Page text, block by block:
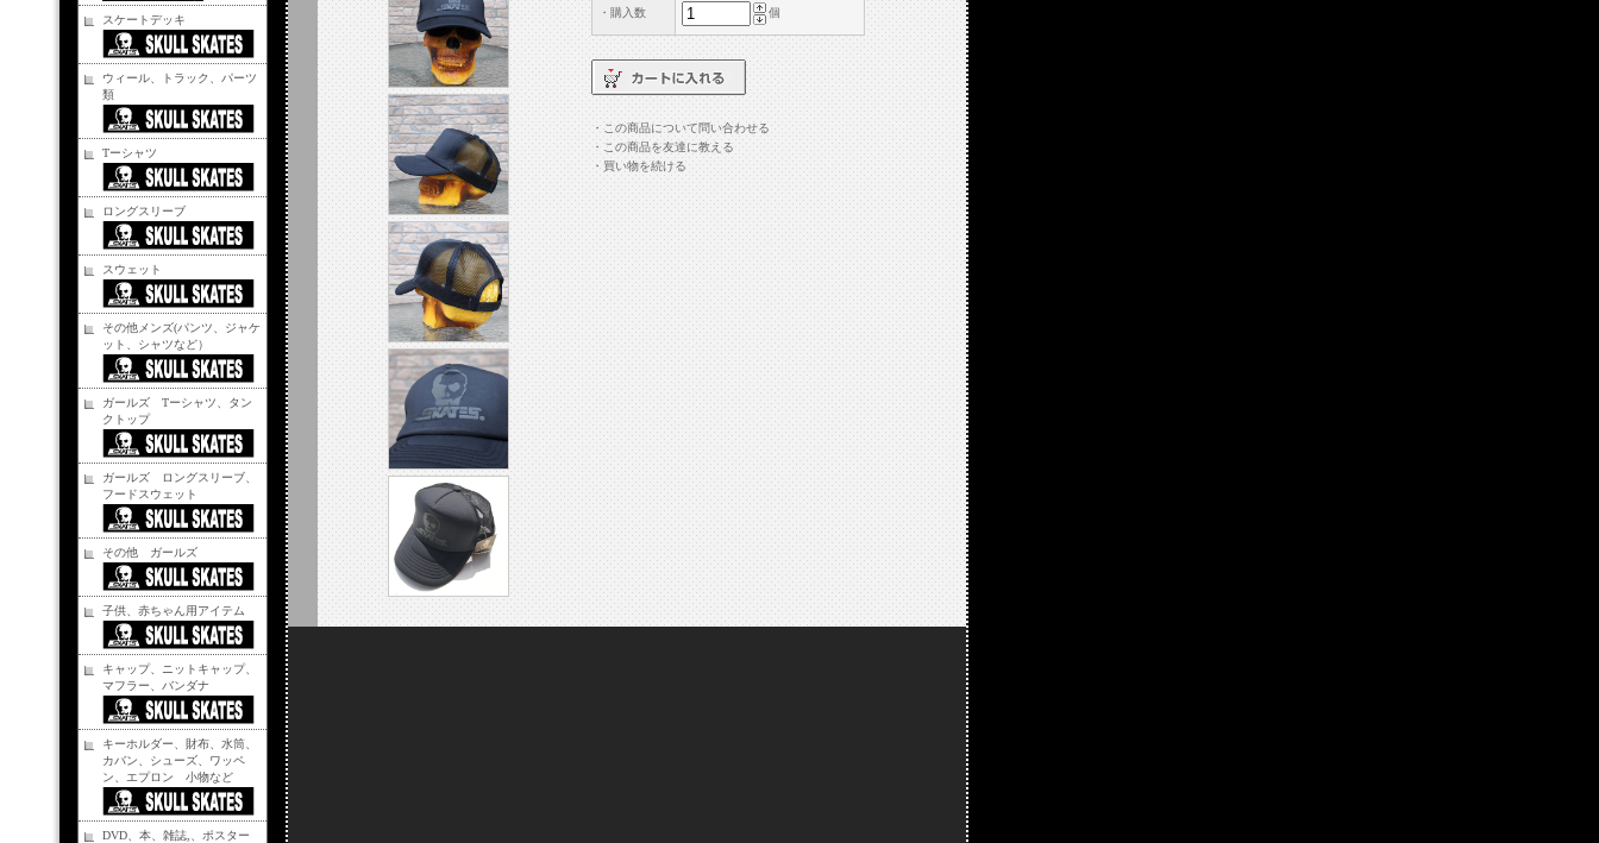
スケートデッキ
ウィール、トラック、パーツ
類
Tーシャツ
ロングスリーブ
スウェット
その他メンズ(パンツ、ジャケ
ット、シャツなど）
ガールズ Tーシャツ、タン
クトップ
ガールズ ロングスリーブ、
フードスウェット
その他 ガールズ
子供、赤ちゃん用アイテム
キャップ、ニットキャップ、
マフラー、バンダナ
キーホルダー、財布、水筒、
カバン、シューズ、ワッペ
ン、エプロン 小物など
DVD、本、雑誌,、ポスター
・購入数 個
・この商品について問い合わせる
・この商品を友達に教える
・買い物を続ける